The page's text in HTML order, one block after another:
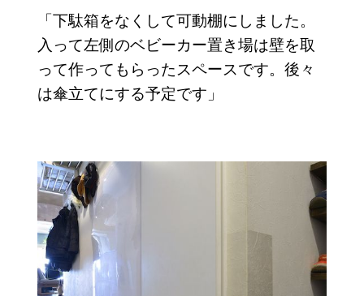
「下駄箱をなくして可動棚にしました。
入って左側のベビーカー置き場は壁を取
って作ってもらったスペースです。後々
は傘立てにする予定です」